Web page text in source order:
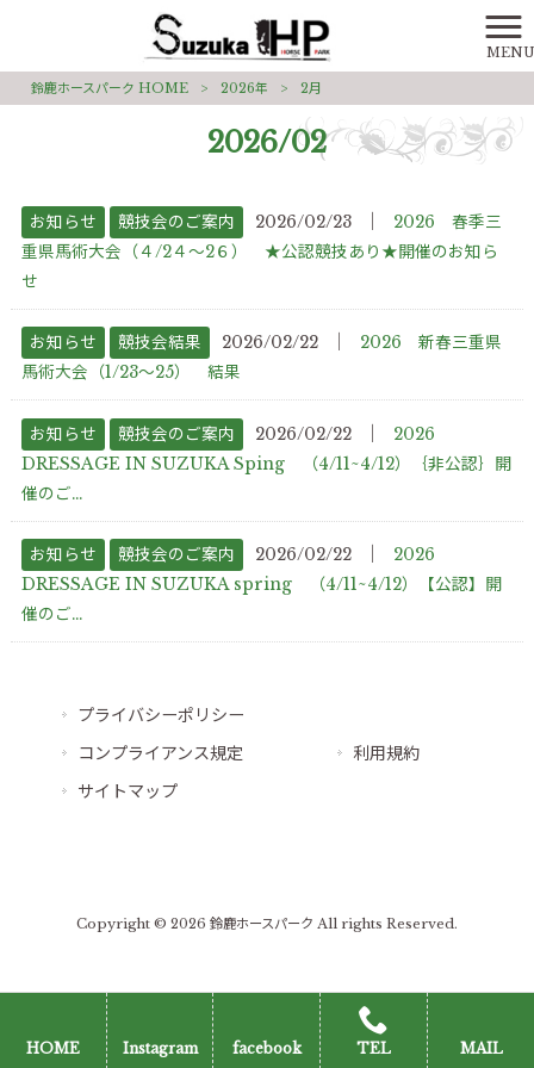
MENU
鈴鹿ホースパーク HOME > 2026年 > 2月
2026/02
お知らせ 競技会のご案内 2026/02/23
2026 春季三
重県馬術大会（４/2４～2６） ★公認競技あり★開催のお知ら
せ
お知らせ 競技会結果 2026/02/22
2026 新春三重県
馬術大会（1/23～25） 結果
お知らせ 競技会のご案内 2026/02/22
2026
DRESSAGE IN SUZUKA Sping （4/11~4/12）｛非公認｝開
催のご...
お知らせ 競技会のご案内 2026/02/22
2026
DRESSAGE IN SUZUKA spring （4/11~4/12）【公認】開
催のご...
プライバシーポリシー
コンプライアンス規定
利用規約
サイトマップ
Copyright © 2026 鈴鹿ホースパーク All rights Reserved.
HOME Instagram facebook TEL MAIL